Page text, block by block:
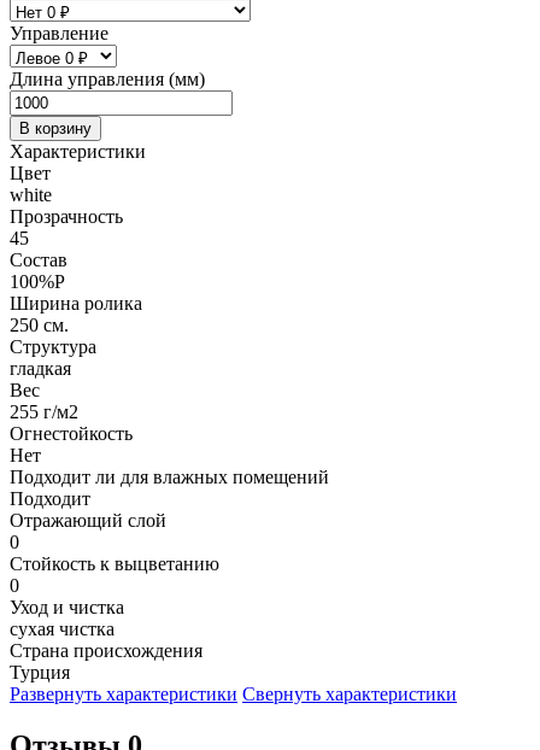
Управление
Длина управления (мм)
В корзину
Характеристики
Цвет
white
Прозрачность
45
Состав
100%P
Ширина ролика
250 см.
Структура
гладкая
Вес
255 г/м2
Огнестойкость
Нет
Подходит ли для влажных помещений
Подходит
Отражающий слой
0
Стойкость к выцветанию
0
Уход и чистка
сухая чистка
Страна происхождения
Турция
Развернуть характеристики Свернуть характеристики